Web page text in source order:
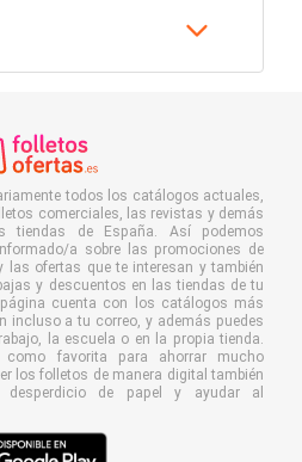
todos los catálogos actuales,
comerciales, las revistas y demás
tiendas de España. Así podemos
a sobre las promociones de
las ofertas que te interesan y también
y descuentos en las tiendas de tu
cuenta con los catálogos más
incluso a tu correo, y además puedes
la escuela o en la propia tienda.
como favorita para ahorrar mucho
los folletos de manera digital también
de papel y ayudar al